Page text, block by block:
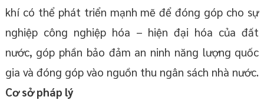
khí có thể phát triển mạnh mẽ để đóng góp cho sự
nghiệp công nghiệp hóa – hiện đại hóa của đất
nước, góp phần bảo đảm an ninh năng lượng quốc
gia và đóng góp vào nguồn thu ngân sách nhà nước.
Cơ sở pháp lý